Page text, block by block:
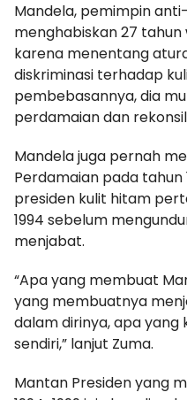
Mandela, pemimpin
menghabiskan 27
karena menentang
diskriminasi terhadap
pembebasannya, dia
perdamaian dan
Mandela juga pernah
Perdamaian pada tahun
presiden kulit hitam
1994 sebelum
menjabat.
“Apa yang membuat
yang membuatnya
dalam dirinya, apa
sendiri,” lanjut Zuma.
Mantan Presiden yang